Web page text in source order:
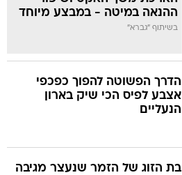
ההנאה במיטה - במבצע מיוחד
בשיתוף "גברא"
הדרך הפשוטה להפוך כפכפי
אצבע לפיס הכי שיק בארון
הנעליים
בת הזוג של הזמר שנעצר מגיבה